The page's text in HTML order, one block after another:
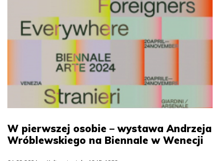
W pierwszej osobie – wystawa Andrzeja
Wróblewskiego na Biennale w Wenecji